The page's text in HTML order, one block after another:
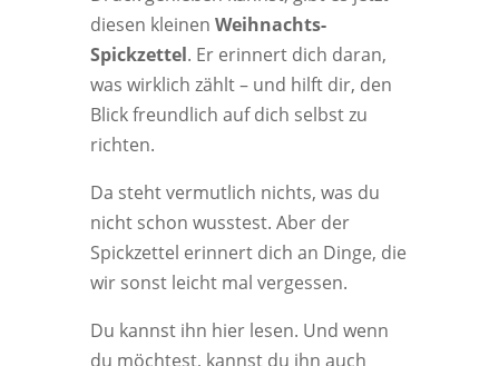
diesen kleinen Weihnachts-
Spickzettel. Er erinnert dich daran,
was wirklich zählt – und hilft dir, den
Blick freundlich auf dich selbst zu
richten.
Da steht vermutlich nichts, was du
nicht schon wusstest. Aber der
Spickzettel erinnert dich an Dinge, die
wir sonst leicht mal vergessen.
Du kannst ihn hier lesen. Und wenn
du möchtest, kannst du ihn auch